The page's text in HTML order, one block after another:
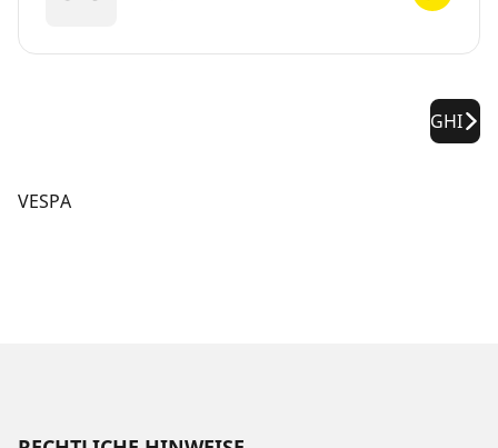
GHI
VESPA